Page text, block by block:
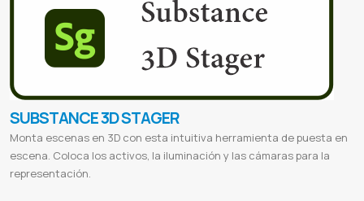
SUBSTANCE 3D STAGER
Monta escenas en 3D con esta intuitiva herramienta de puesta en
escena. Coloca los activos, la iluminación y las cámaras para la
representación.